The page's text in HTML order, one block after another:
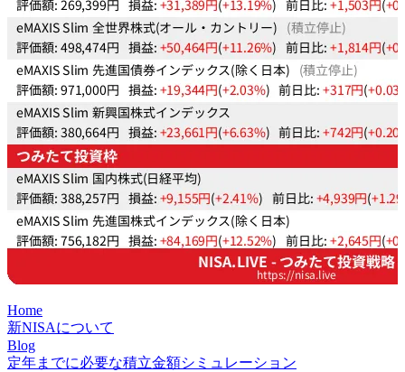
Home
新NISAについて
Blog
定年までに必要な積立金額シミュレーション